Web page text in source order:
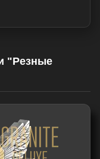
"Резные